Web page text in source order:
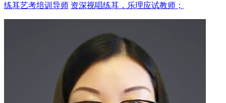
练耳艺考培训导师 资深视唱练耳，乐理应试教师；